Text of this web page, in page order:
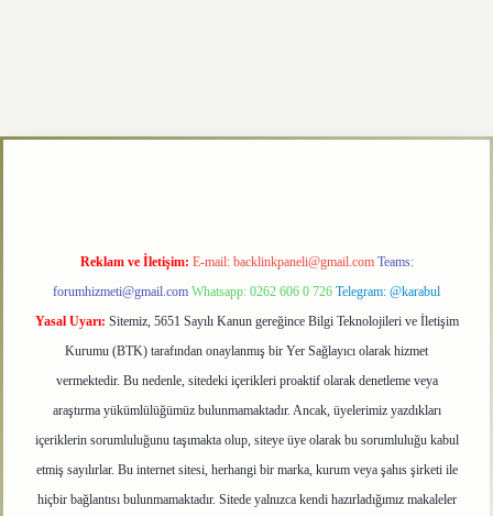
Reklam ve İletişim: E-mail: backlinkpaneli@gmail.com Teams:
forumhizmeti@gmail.com Whatsapp: 0262 606 0 726 Telegram: @karabul
Yasal Uyarı: Sitemiz, 5651 Sayılı Kanun gereğince Bilgi Teknolojileri ve İletişim
Kurumu (BTK) tarafından onaylanmış bir Yer Sağlayıcı olarak hizmet
vermektedir. Bu nedenle, sitedeki içerikleri proaktif olarak denetleme veya
araştırma yükümlülüğümüz bulunmamaktadır. Ancak, üyelerimiz yazdıkları
içeriklerin sorumluluğunu taşımakta olup, siteye üye olarak bu sorumluluğu kabul
etmiş sayılırlar. Bu internet sitesi, herhangi bir marka, kurum veya şahıs şirketi ile
hiçbir bağlantısı bulunmamaktadır. Sitede yalnızca kendi hazırladığımız makaleler